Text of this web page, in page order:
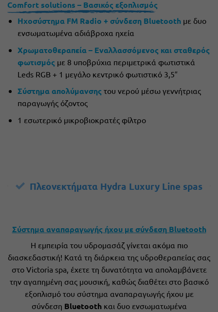
Comfort solutions – Βασικός εξοπλισμός
Ηχοσύστημα FM Radio + σύνδεση Bluetoothμε δυο
ενσωματωμένα αδιάβροχα ηχεία
Χρωματοθεραπεία – Εναλλασσόμενος και σταθερός
φωτισμός με 8 υποβρύχια περιμετρικά φωτιστικά
Leds RGB + 1 μεγάλο κεντρικό φωτιστικό 3,5″
Σύστημα απολύμανσης του νερού μέσω γεννήτριας
παραγωγής όζοντος
1 εσωτερικό μικροβιοκρατές φίλτρο
Πλεονεκτήματα Hydra Luxury Line spas
Σύστημα αναπαραγωγής ήχου με σύνδεση Bluetooth
Η εμπειρία του υδρομασάζ γίνεται ακόμα πιο
διασκεδαστική! Κατά τη διάρκεια της υδροθεραπείας σας
στο Victoria spa, έχετε τη δυνατότητα να απολαμβάνετε
την αγαπημένη σας μουσική, καθώς διαθέτει στο βασικό
εξοπλισμό του σύστημα αναπαραγωγής ήχου με
σύνδεση Bluetoothκαι δυο ενσωματωμένα